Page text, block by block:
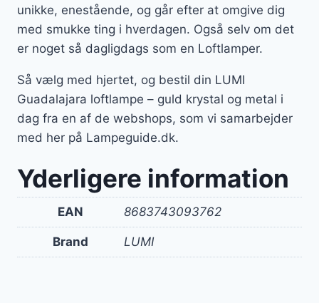
unikke, enestående, og går efter at omgive dig
med smukke ting i hverdagen. Også selv om det
er noget så dagligdags som en Loftlamper.
Så vælg med hjertet, og bestil din LUMI
Guadalajara loftlampe – guld krystal og metal i
dag fra en af de webshops, som vi samarbejder
med her på Lampeguide.dk.
Yderligere information
EAN 8683743093762
Brand LUMI